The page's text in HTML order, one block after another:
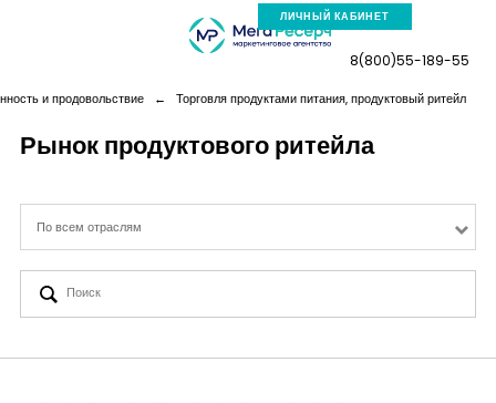
ЛИЧНЫЙ КАБИНЕТ
Новая реальность
8(800)55-189-55
и продовольствие ← Торговля продуктами питания, продуктовый ритейл
Рынок продуктового ритейла
По всем отраслям